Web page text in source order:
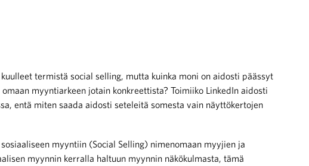
termistä social selling, mutta kuinka moni on aidosti päässyt
myyntiarkeen jotain konkreettista? Toimiiko LinkedIn aidosti
entä miten saada aidosti seteleitä somesta vain näyttökertojen
myyntiin (Social Selling) nimenomaan myyjien ja
myynnin kerralla haltuun myynnin näkökulmasta, tämä